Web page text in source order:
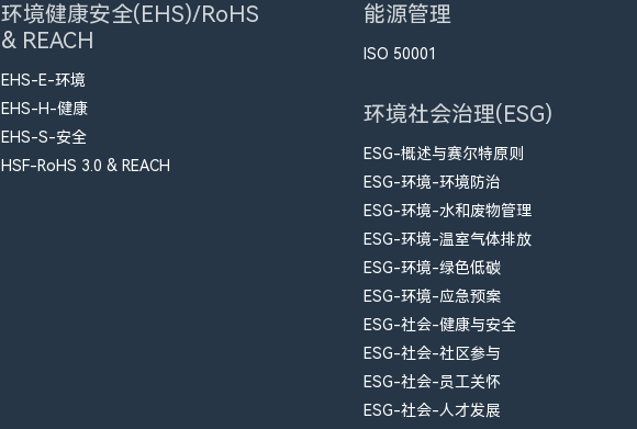
环境健康安全(EHS)/RoHS
& REACH
EHS-E-环境
EHS-H-健康
EHS-S-安全
HSF-RoHS 3.0 & REACH
能源管理
ISO 50001
环境社会治理(ESG)
ESG-概述与赛尔特原则
ESG-环境-环境防治
ESG-环境-水和废物管理
ESG-环境-温室气体排放
ESG-环境-绿色低碳
ESG-环境-应急预案
ESG-社会-健康与安全
ESG-社会-社区参与
ESG-社会-员工关怀
ESG-社会-人才发展